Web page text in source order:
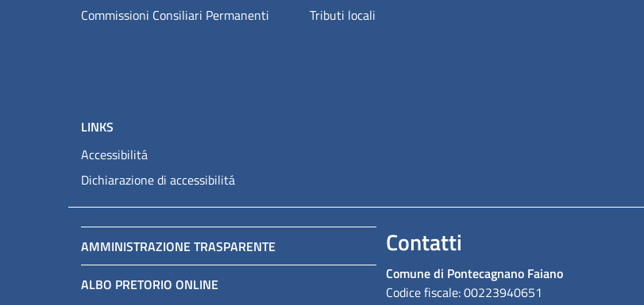
Commissioni Consiliari Permanenti
Tributi locali
LINKS
Accessibilitá
Dichiarazione di accessibilitá
AMMINISTRAZIONE TRASPARENTE
ALBO PRETORIO ONLINE
Contatti
Comune di Pontecagnano Faiano
Codice fiscale: 00223940651